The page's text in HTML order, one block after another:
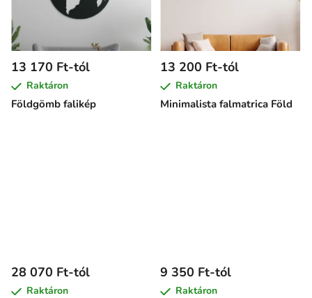
Földgömb falikép
13 170 Ft-tól
Raktáron
Minimalista falmatrica Föld
13 200 Ft-tól
Raktáron
28 070 Ft-tól
Raktáron
9 350 Ft-tól
Raktáron